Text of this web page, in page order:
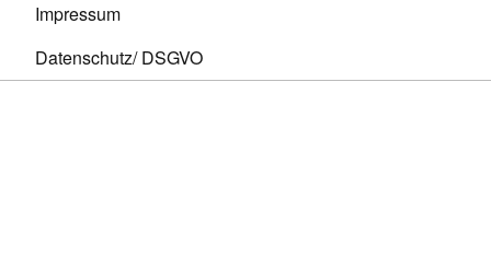
Impressum
Datenschutz/ DSGVO